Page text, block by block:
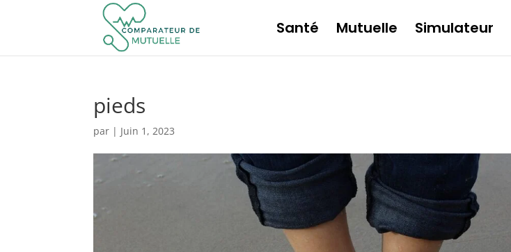
Santé Mutuelle Simulateur
pieds
par | Juin 1, 2023